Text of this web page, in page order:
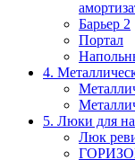
Барьер 2
Портал
4.
5. Люки для
Люк